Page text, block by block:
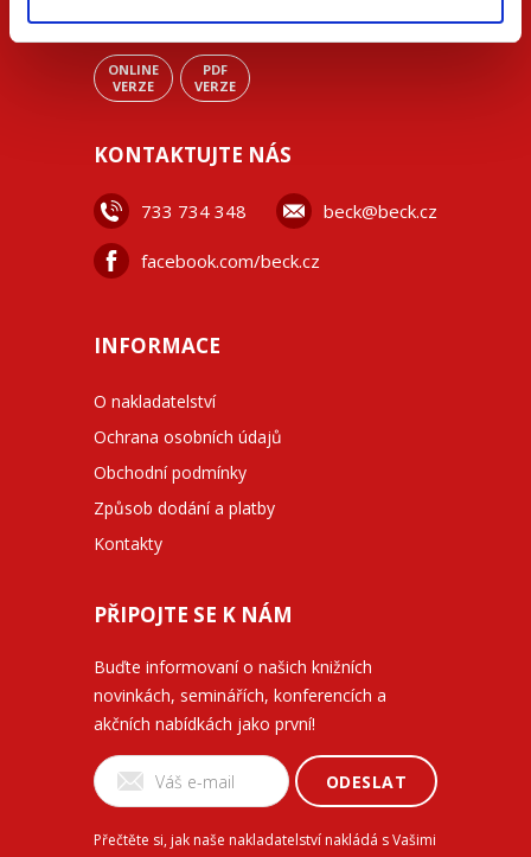
ONLINE
VERZE
PDF
VERZE
KONTAKTUJTE NÁS
733 734 348 beck@beck.cz
facebook.com/beck.cz
INFORMACE
O nakladatelství
Ochrana osobních údajů
Obchodní podmínky
Způsob dodání a platby
Kontakty
PŘIPOJTE SE K NÁM
Buďte informovaní o našich knižních
novinkách, seminářích, konferencích a
akčních nabídkách jako první!
ODESLAT
Přečtěte si, jak naše nakladatelství nakládá s Vašimi